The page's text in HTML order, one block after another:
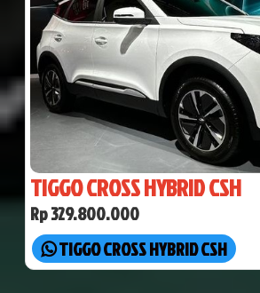
TIGGO CROSS HYBRID CSH
Rp 329.800.000
TIGGO CROSS HYBRID CSH